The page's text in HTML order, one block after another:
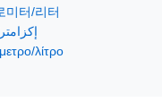
미터/리터
λίτρο